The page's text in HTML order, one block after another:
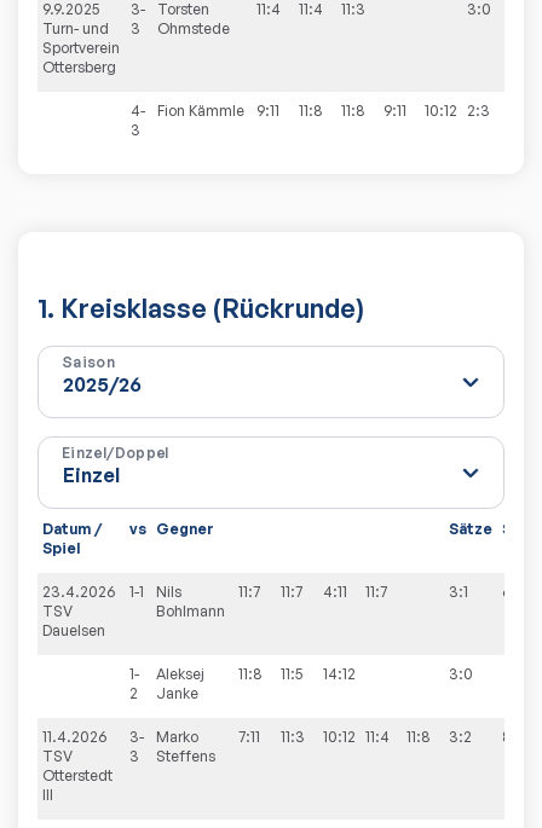
9.9.2025
Turn- und
Sportverein
Ottersberg
3-
3
Torsten
Ohmstede
11:4 11:4 11:3 3:0
4-
3
Fion Kämmle 9:11 11:8 11:8 9:11 10:12 2:3
1. Kreisklasse (Rückrunde)
Saison
Einzel/Doppel
Datum /
Spiel
vs Gegner Sätze
23.4.2026
TSV
Dauelsen
1-1
Nils
Bohlmann
11:7 11:7 4:11 11:7 3:1 6:4
1-
2
Aleksej
Janke
11:8 11:5 14:12 3:0
11.4.2026
TSV
Otterstedt
III
3-
3
Marko
Steffens
7:11 11:3 10:12 11:4 11:8 3:2 8:2